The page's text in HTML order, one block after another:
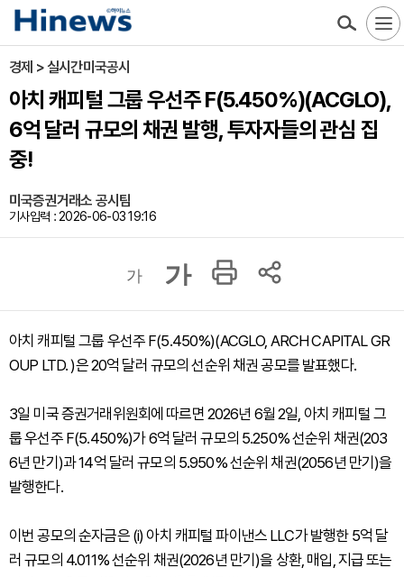
경제 > 실시간미국공시
아치 캐피털 그룹 우선주 F(5.450%)(ACGLO),
6억 달러 규모의 채권 발행, 투자자들의 관심 집
중!
미국증권거래소 공시팀
기사입력 : 2026-06-03 19:16
가 가
아치 캐피털 그룹 우선주 F(5.450%)(ACGLO, ARCH CAPITAL GR
OUP LTD. )은 20억 달러 규모의 선순위 채권 공모를 발표했다.
3일 미국 증권거래위원회에 따르면 2026년 6월 2일, 아치 캐피털 그
룹 우선주 F(5.450%)가 6억 달러 규모의 5.250% 선순위 채권(203
6년 만기)과 14억 달러 규모의 5.950% 선순위 채권(2056년 만기)을
발행한다.
이번 공모의 순자금은 (i) 아치 캐피털 파이낸스 LLC가 발행한 5억 달
러 규모의 4.011% 선순위 채권(2026년 만기)을 상환, 매입, 지급 또는